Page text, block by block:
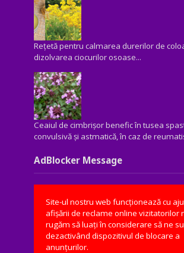
Rețetă pentru calmarea durerilor de
dizolvarea ciocurilor osoase...
Ceaiul de cimbrișor benefic în tusea
convulsivă şi astmatică, în caz de
AdBlocker Message
Site-ul nostru web funcționează cu
afișării de reclame online vizitatorilor
rugăm să luați în considerare să ne
dezactivând dispozitivul de blocare a
anunțurilor.